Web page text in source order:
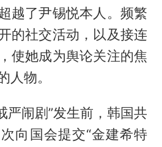
越了尹锡悦本人。频繁
的社交活动，以及接连
使她成为舆论关注的焦
人物。
严闹剧”发生前，韩国共
向国会提交“金建希特